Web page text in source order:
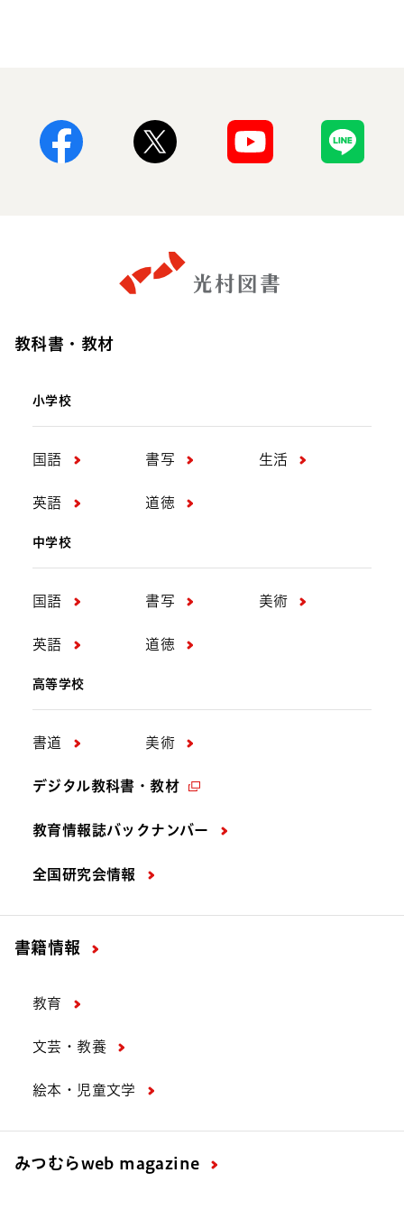
教科書・教材
小学校
国語 書写 生活
英語 道徳
中学校
国語 書写 美術
英語 道徳
高等学校
書道 美術
デジタル教科書・教材
教育情報誌バックナンバー
全国研究会情報
書籍情報
教育
文芸・教養
絵本・児童文学
みつむらweb magazine